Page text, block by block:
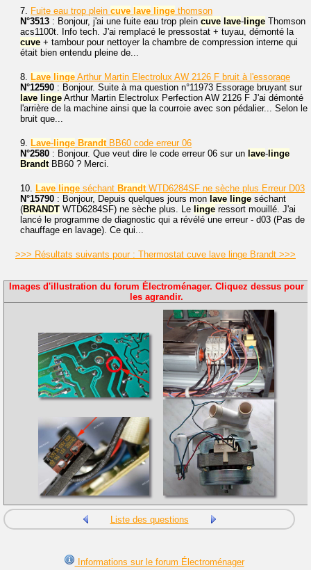
7. Fuite eau trop plein cuve lave linge thomson
N°3513 : Bonjour, j'ai une fuite eau trop plein cuve lave- linge Thomson
acs1100t. Info tech. J'ai remplacé le pressostat + tuyau, démonté la
cuve + tambour pour nettoyer la chambre de compression interne qui
était bien entendu pleine de...
8. Lave linge Arthur Martin Electrolux AW 2126 F bruit à l'essorage
N°12590 : Bonjour. Suite à ma question n°11973 Essorage bruyant sur
lave linge Arthur Martin Electrolux Perfection AW 2126 F J'ai démonté
l'arrière de la machine ainsi que la courroie avec son pédalier... Selon le
bruit que...
9. Lave- linge BrandtBB60 code erreur 06
N°2580 : Bonjour. Que veut dire le code erreur 06 sur un lave- linge
BrandtBB60 ? Merci.
10. Lave linge séchant BrandtWTD6284SF ne sèche plus Erreur D03
N°15790 : Bonjour, Depuis quelques jours mon lave linge séchant
(BRANDT WTD6284SF) ne sèche plus. Le linge ressort mouillé. J'ai
lancé le programme de diagnostic qui a révélé une erreur - d03 (Pas de
chauffage en lavage). Ce qui...
>>> Résultats suivants pour : Thermostat cuve lave linge Brandt >>>
Images d'illustration du forum Électroménager. Cliquez dessus pour
les agrandir.
Liste des questions
Informations sur le forum Électroménager